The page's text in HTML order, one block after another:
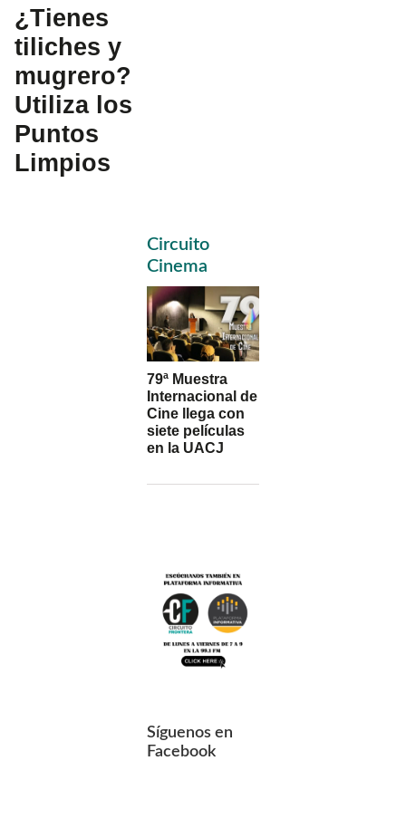
¿Tienes
tiliches y
mugrero?
Utiliza los
Puntos
Limpios
Primary
Sidebar
Circuito
Cinema
79ª Muestra
Internacional de
Cine llega con
siete películas
en la UACJ
Síguenos en
Facebook